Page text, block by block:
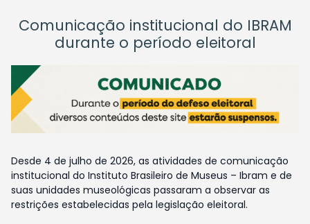
Comunicação institucional do IBRAM
durante o período eleitoral
Desde 4 de julho de 2026, as atividades de comunicação
institucional do Instituto Brasileiro de Museus – Ibram e de
suas unidades museológicas passaram a observar as
restrições estabelecidas pela legislação eleitoral.